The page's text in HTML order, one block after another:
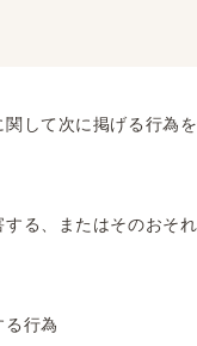
して次に掲げる行為
る、またはそのおそ
る行為